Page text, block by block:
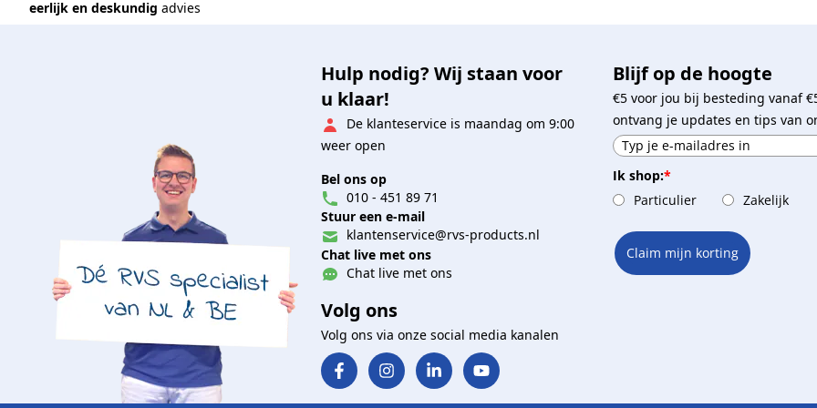
eerlijk en deskundig advies
Hulp nodig? Wij staan voor
u klaar!
De klanteservice is maandag om 9:00
weer open
Bel ons op
010 - 451 89 71
Stuur een e-mail
klantenservice@rvs-products.nl
Chat live met ons
Chat live met ons
Volg ons
Volg ons via onze social media kanalen
Blijf op de hoogte
€5 voor jou bij besteding vanaf
ontvang je updates en tips van
Ik shop:*
Particulier
Zakelijk
Claim mijn korting